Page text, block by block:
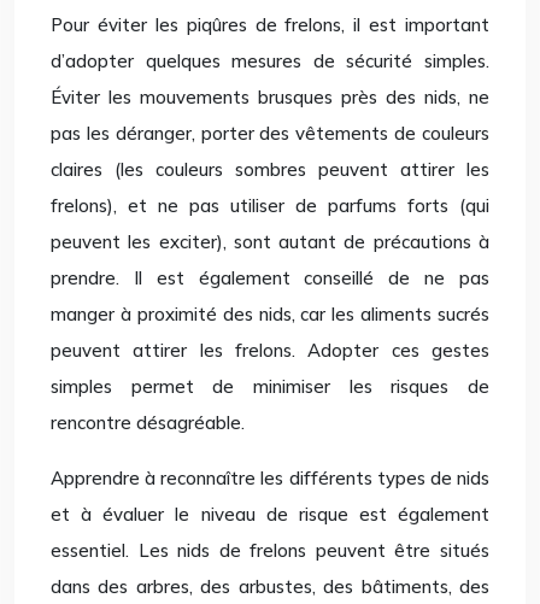
Pour éviter les piqûres de frelons, il est important
d’adopter quelques mesures de sécurité simples.
Éviter les mouvements brusques près des nids, ne
pas les déranger, porter des vêtements de couleurs
claires (les couleurs sombres peuvent attirer les
frelons), et ne pas utiliser de parfums forts (qui
peuvent les exciter), sont autant de précautions à
prendre. Il est également conseillé de ne pas
manger à proximité des nids, car les aliments sucrés
peuvent attirer les frelons. Adopter ces gestes
simples permet de minimiser les risques de
rencontre désagréable.
Apprendre à reconnaître les différents types de nids
et à évaluer le niveau de risque est également
essentiel. Les nids de frelons peuvent être situés
dans des arbres, des arbustes, des bâtiments, des